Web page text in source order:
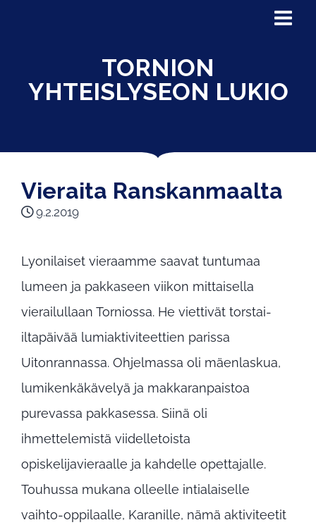
TORNION
YHTEISLYSEON LUKIO
Vieraita Ranskanmaalta
9.2.2019
Lyonilaiset vieraamme saavat tuntumaa
lumeen ja pakkaseen viikon mittaisella
vierailullaan Torniossa. He viettivät torstai-
iltapäivää lumiaktiviteettien parissa
Uitonrannassa. Ohjelmassa oli mäenlaskua,
lumikenkäkävelyä ja makkaranpaistoa
purevassa pakkasessa. Siinä oli
ihmettelemistä viidelletoista
opiskelijavieraalle ja kahdelle opettajalle.
Touhussa mukana olleelle intialaiselle
vaihto-oppilaalle, Karanille, nämä aktiviteetit